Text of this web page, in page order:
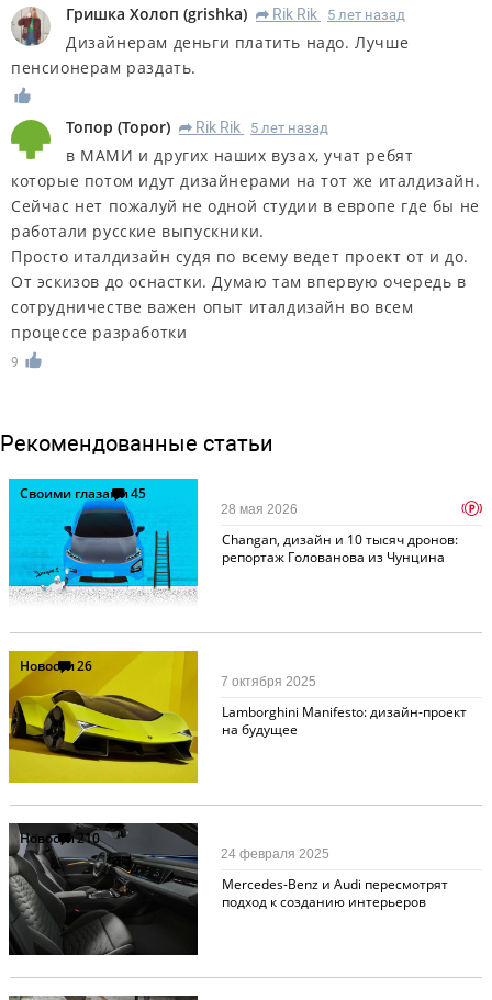
Гришка Холоп (grishka) R Rik Rik 5 лет назад
Дизайнерам деньги платить надо. Лучше
пенсионерам раздать.
Топор (Topor) R Rik Rik 5 лет назад
в МАМИ и других наших вузах, учат ребят
которые потом идут дизайнерами на тот же италдизайн.
Сейчас нет пожалуй не одной студии в европе где бы не
работали русские выпускники.
Просто италдизайн судя по всему ведет проект от и до.
От эскизов до оснастки. Думаю там впервую очередь в
сотрудничестве важен опыт италдизайн во всем
процессе разработки
9
Рекомендованные статьи
Своими глазами45
Changan, дизайн и 10 тысяч дронов:
репортаж Голованова из Чунцина
28 мая 2026 p
Новости26
Lamborghini Manifesto: дизайн-проект
на будущее
7 октября 2025
Новости210
Mercedes-Benz и Audi пересмотрят
подход к созданию интерьеров
24 февраля 2025